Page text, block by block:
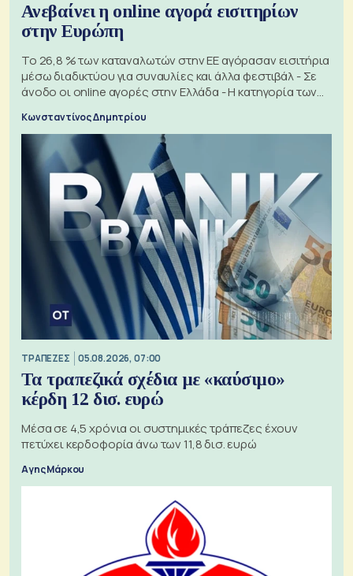
Ανεβαίνει η online αγορά εισιτηρίων
στην Ευρώπη
Το 26,8 % των καταναλωτών στην ΕΕ αγόρασαν εισιτήρια
μέσω διαδικτύου για συναυλίες και άλλα φεστιβάλ - Σε
άνοδο οι online αγορές στην Ελλάδα - Η κατηγορία των
Κωνσταντίνος Δημητρίου
ΤΡΑΠΕΖΕΣ 05.08.2026, 07:00
Τα τραπεζικά σχέδια με «καύσιμο»
κέρδη 12 δισ. ευρώ
Μέσα σε 4,5 χρόνια οι συστημικές τράπεζες έχουν
πετύχει κερδοφορία άνω των 11,8 δισ. ευρώ
Αγης Μάρκου